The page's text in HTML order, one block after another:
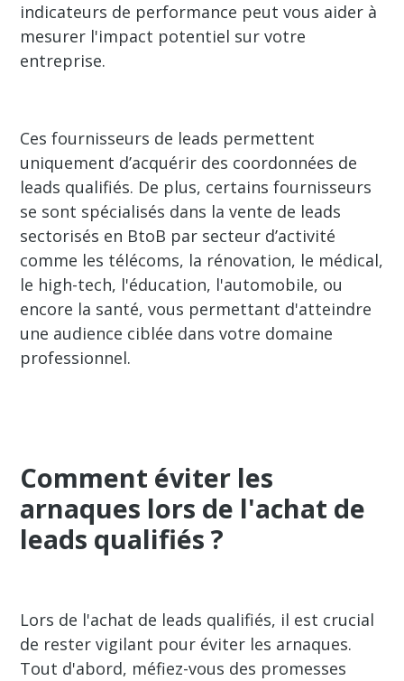
indicateurs de performance peut vous aider à
mesurer l'impact potentiel sur votre
entreprise.
Ces fournisseurs de leads permettent
uniquement d’acquérir des coordonnées de
leads qualifiés. De plus, certains fournisseurs
se sont spécialisés dans la vente de leads
sectorisés en BtoB par secteur d’activité
comme les télécoms, la rénovation, le médical,
le high-tech, l'éducation, l'automobile, ou
encore la santé, vous permettant d'atteindre
une audience ciblée dans votre domaine
professionnel.
Comment éviter les
arnaques lors de l'achat de
leads qualifiés ?
Lors de l'achat de leads qualifiés, il est crucial
de rester vigilant pour éviter les arnaques.
Tout d'abord, méfiez-vous des promesses